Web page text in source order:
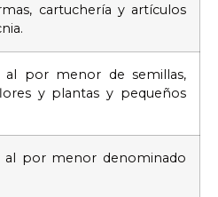
cartuchería y artículos
al por menor de semillas,
y plantas y pequeños
al por menor denominado